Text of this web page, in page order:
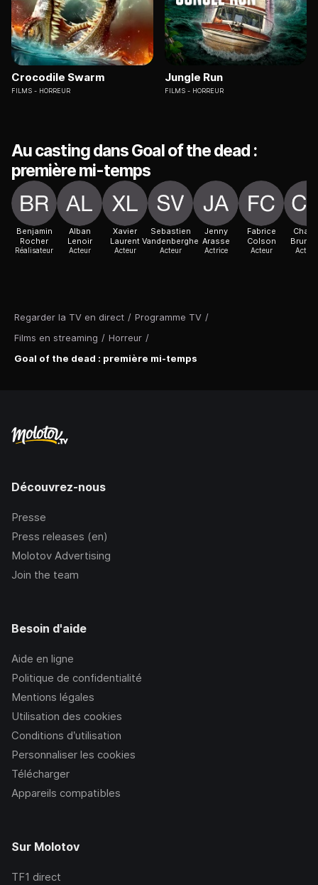
Regarder la TV en direct / Programme TV /
Films en streaming / Horreur /
Goal of the dead : première mi-temps
Crocodile Swarm
FILMS HORREUR
Jungle Run
FILMS HORREUR
Au casting dans Goal of the dead :
première mi-temps
Benjamin
Rocher
Réalisateur
Alban
Lenoir
Acteur
Xavier
Laurent
Acteur
Sebastien
Vandenberghe
Acteur
Jenny
Arasse
Actrice
Fabrice
Colson
Acteur Actrice
Découvrez-nous
Presse
Press releases (en)
Molotov Advertising
Join the team
Besoin d'aide
Aide en ligne
Politique de confidentialité
Mentions légales
Utilisation des cookies
Conditions d’utilisation
Personnaliser les cookies
Télécharger
Appareils compatibles
Sur Molotov
TF1 direct